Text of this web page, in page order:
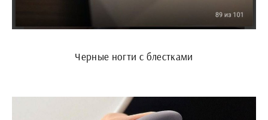
Черные ногти с блестками